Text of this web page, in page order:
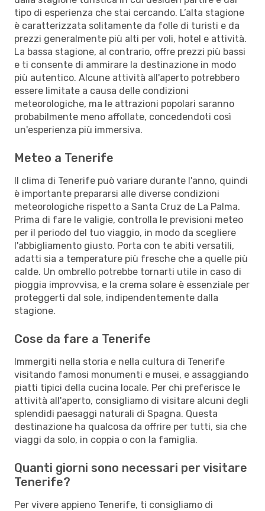
tipo di esperienza che stai cercando. L’alta stagione
è caratterizzata solitamente da folle di turisti e da
prezzi generalmente più alti per voli, hotel e attività.
La bassa stagione, al contrario, offre prezzi più bassi
e ti consente di ammirare la destinazione in modo
più autentico. Alcune attività all'aperto potrebbero
essere limitate a causa delle condizioni
meteorologiche, ma le attrazioni popolari saranno
probabilmente meno affollate, concedendoti così
un'esperienza più immersiva.
Meteo a Tenerife
Il clima di Tenerife può variare durante l'anno, quindi
è importante prepararsi alle diverse condizioni
meteorologiche rispetto a Santa Cruz de La Palma.
Prima di fare le valigie, controlla le previsioni meteo
per il periodo del tuo viaggio, in modo da scegliere
l'abbigliamento giusto. Porta con te abiti versatili,
adatti sia a temperature più fresche che a quelle più
calde. Un ombrello potrebbe tornarti utile in caso di
pioggia improvvisa, e la crema solare è essenziale per
proteggerti dal sole, indipendentemente dalla
stagione.
Cose da fare a Tenerife
Immergiti nella storia e nella cultura di Tenerife
visitando famosi monumenti e musei, e assaggiando
piatti tipici della cucina locale. Per chi preferisce le
attività all'aperto, consigliamo di visitare alcuni degli
splendidi paesaggi naturali di Spagna. Questa
destinazione ha qualcosa da offrire per tutti, sia che
viaggi da solo, in coppia o con la famiglia.
Quanti giorni sono necessari per visitare
Tenerife?
Per vivere appieno Tenerife, ti consigliamo di